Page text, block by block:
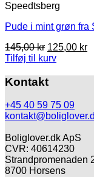
Speedtsberg
Pude i mint grøn fra
145,00kr Den
oprindelige
var:
125,00 kr
Tilføj til kurv
Kontakt
+45 40 59 75 09
Boliglover.dk ApS
CVR: 40614230
Strandpromenaden
8700 Horsens